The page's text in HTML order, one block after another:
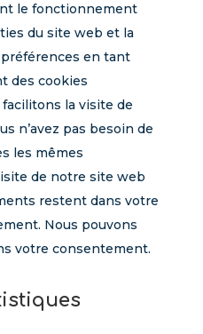
le fonctionnement
du site web et la
en tant
des cookies
la visite de
n’avez pas besoin de
les mêmes
de notre site web
restent dans votre
Nous pouvons
votre consentement.